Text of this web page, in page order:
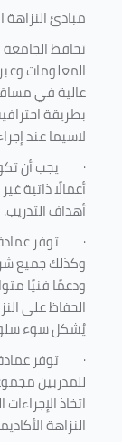
مبادئ النزاهة
تحافظ الجامعة
المعلومات
عالية في
بطريقة
لاسيما عند
· يجب أن
أعمالًا ذاتية
أهداف التدريب.
· توفر
وكذلك جميع
ودعمًا فنيًا
الحفاظ على
يُشكل سوء
· توفر
للمدربين
اتخاذ
النزاهة